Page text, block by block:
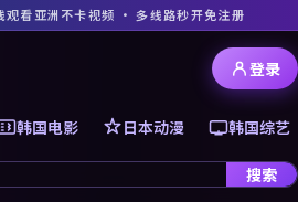
看亚洲不卡视频 · 多线路秒开免注册
韩国电影 日本动漫 韩国综艺
搜索
登录